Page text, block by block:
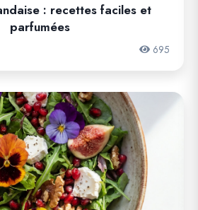
: recettes faciles et
parfumées
695